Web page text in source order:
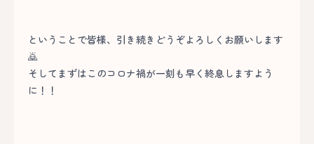
ということで皆様、引き続きどうぞよろしくお願いします
🙇
そしてまずはこのコロナ禍が一刻も早く終息しますよう
に！！